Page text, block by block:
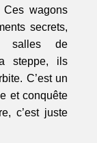
wagons
secrets,
salles de
steppe, ils
C’est un
et conquête
c’est juste